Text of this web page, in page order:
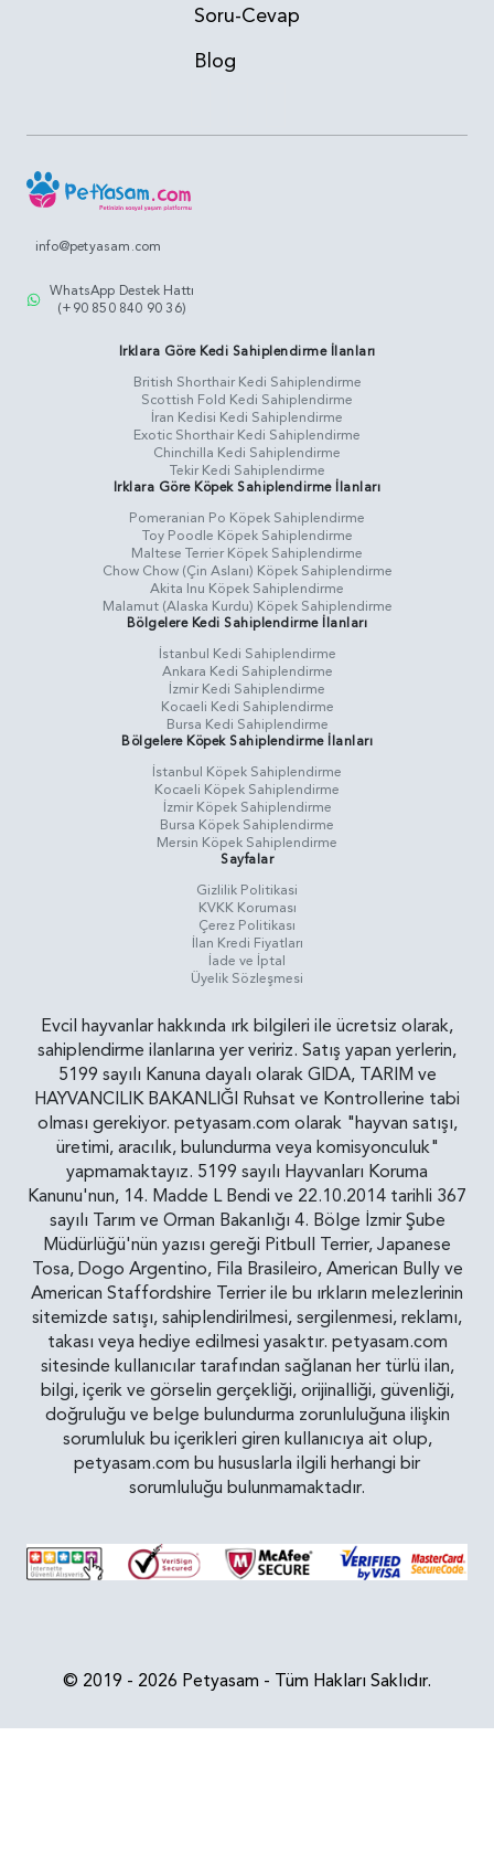
Soru-Cevap
Blog
info@petyasam.com
WhatsApp Destek Hattı
(+90 850 840 90 36)
Irklara Göre Kedi Sahiplendirme İlanları
British Shorthair Kedi Sahiplendirme
Scottish Fold Kedi Sahiplendirme
İran Kedisi Kedi Sahiplendirme
Exotic Shorthair Kedi Sahiplendirme
Chinchilla Kedi Sahiplendirme
Tekir Kedi Sahiplendirme
Irklara Göre Köpek Sahiplendirme İlanları
Pomeranian Po Köpek Sahiplendirme
Toy Poodle Köpek Sahiplendirme
Maltese Terrier Köpek Sahiplendirme
Chow Chow (Çin Aslanı) Köpek Sahiplendirme
Akita Inu Köpek Sahiplendirme
Malamut (Alaska Kurdu) Köpek Sahiplendirme
Bölgelere Kedi Sahiplendirme İlanları
İstanbul Kedi Sahiplendirme
Ankara Kedi Sahiplendirme
İzmir Kedi Sahiplendirme
Kocaeli Kedi Sahiplendirme
Bursa Kedi Sahiplendirme
Bölgelere Köpek Sahiplendirme İlanları
İstanbul Köpek Sahiplendirme
Kocaeli Köpek Sahiplendirme
İzmir Köpek Sahiplendirme
Bursa Köpek Sahiplendirme
Mersin Köpek Sahiplendirme
Sayfalar
Gizlilik Politikasi
KVKK Koruması
Çerez Politikası
İlan Kredi Fiyatları
İade ve İptal
Üyelik Sözleşmesi
Evcil hayvanlar hakkında ırk bilgileri ile ücretsiz olarak,
sahiplendirme ilanlarına yer veririz. Satış yapan yerlerin,
5199 sayılı Kanuna dayalı olarak GIDA, TARIM ve
HAYVANCILIK BAKANLIĞI Ruhsat ve Kontrollerine tabi
olması gerekiyor. petyasam.com olarak "hayvan satışı,
üretimi, aracılık, bulundurma veya komisyonculuk"
yapmamaktayız. 5199 sayılı Hayvanları Koruma
Kanunu'nun, 14. Madde L Bendi ve 22.10.2014 tarihli 367
sayılı Tarım ve Orman Bakanlığı 4. Bölge İzmir Şube
Müdürlüğü'nün yazısı gereği Pitbull Terrier, Japanese
Tosa, Dogo Argentino, Fila Brasileiro, American Bully ve
American Staffordshire Terrier ile bu ırkların melezlerinin
sitemizde satışı, sahiplendirilmesi, sergilenmesi, reklamı,
takası veya hediye edilmesi yasaktır. petyasam.com
sitesinde kullanıcılar tarafından sağlanan her türlü ilan,
bilgi, içerik ve görselin gerçekliği, orijinalliği, güvenliği,
doğruluğu ve belge bulundurma zorunluluğuna ilişkin
sorumluluk bu içerikleri giren kullanıcıya ait olup,
petyasam.com bu hususlarla ilgili herhangi bir
sorumluluğu bulunmamaktadır.
© 2019 - 2026 Petyasam - Tüm Hakları Saklıdır.